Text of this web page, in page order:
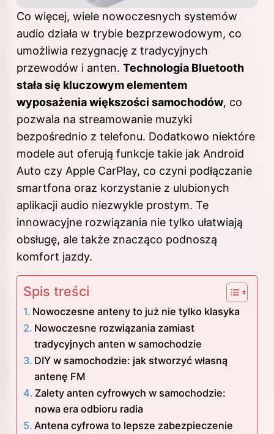
Co więcej, wiele nowoczesnych systemów
audio działa w trybie bezprzewodowym, co
umożliwia rezygnację z tradycyjnych
przewodów i anten. Technologia Bluetooth
stała się kluczowym elementem
wyposażenia większości samochodów, co
pozwala na streamowanie muzyki
bezpośrednio z telefonu. Dodatkowo niektóre
modele aut oferują funkcje takie jak Android
Auto czy Apple CarPlay, co czyni podłączanie
smartfona oraz korzystanie z ulubionych
aplikacji audio niezwykle prostym. Te
innowacyjne rozwiązania nie tylko ułatwiają
obsługę, ale także znacząco podnoszą
komfort jazdy.
Spis treści
Nowoczesne anteny to już nie tylko klasyka
Nowoczesne rozwiązania zamiast
tradycyjnych anten w samochodzie
DIY w samochodzie: jak stworzyć własną
antenę FM
Zalety anten cyfrowych w samochodzie:
nowa era odbioru radia
Antena cyfrowa to lepsze zabezpieczenie